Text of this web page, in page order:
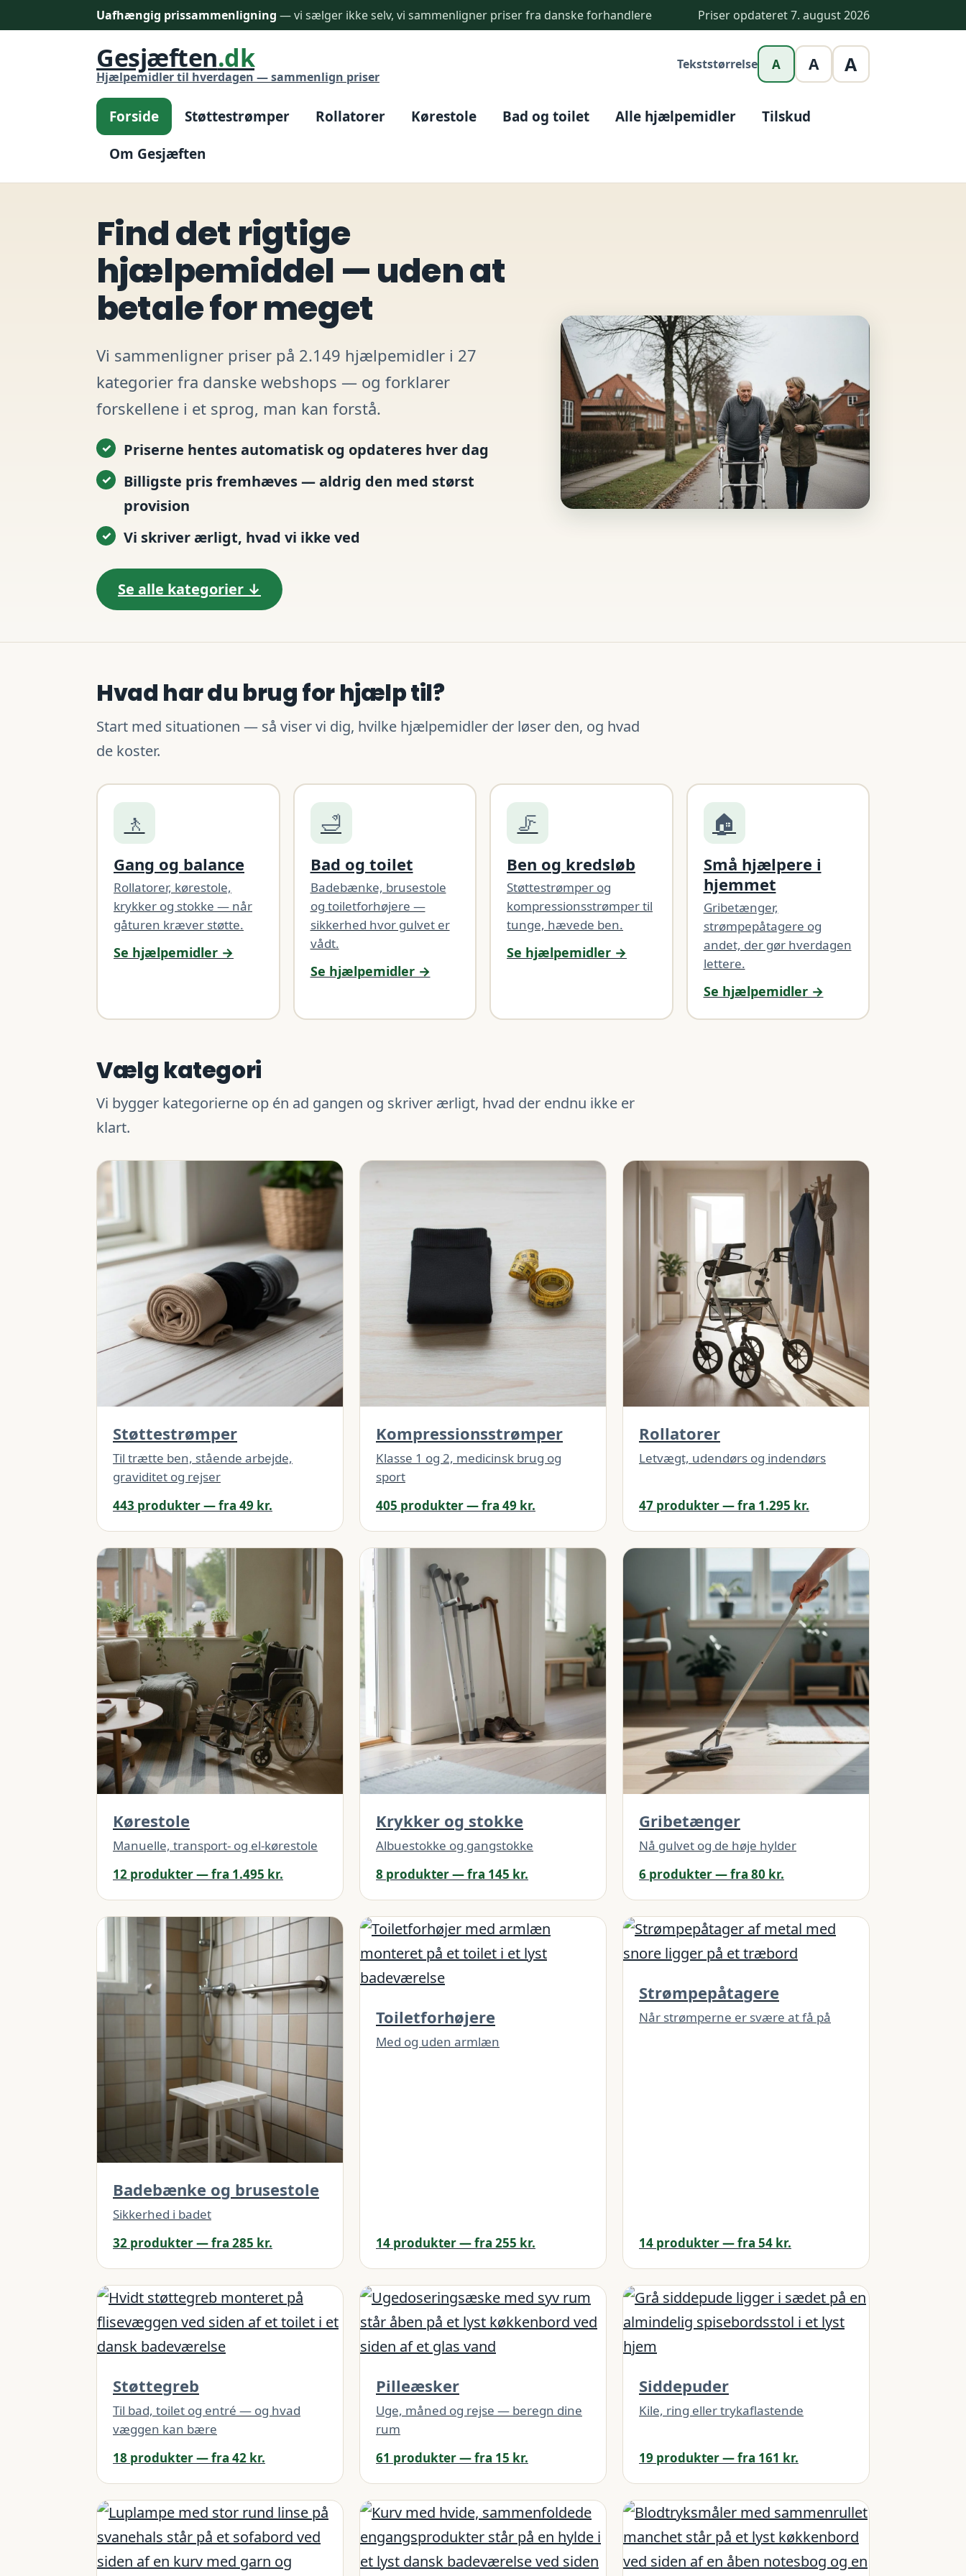
Uafhængig prissammenligning — vi sælger ikke selv, vi sammenligner priser fra danske forhandlere Priser opdateret 7. august 2026
Gesjæften.dk
Hjælpemidler til hverdagen — sammenlign priser
Tekststørrelse A A A
Forside Støttestrømper Rollatorer Kørestole Bad og toilet Alle hjælpemidler
Tilskud
Om Gesjæften
Find det rigtige
hjælpemiddel — uden at
betale for meget
Vi sammenligner priser på 2.149 hjælpemidler i 27
kategorier fra danske webshops — og forklarer
forskellene i et sprog, man kan forstå.
Priserne hentes automatisk og opdateres hver dag
Billigste pris fremhæves — aldrig den med størst
provision
Vi skriver ærligt, hvad vi ikke ved
Se alle kategorier ↓
Hvad har du brug for hjælp til?
Start med situationen — så viser vi dig, hvilke hjælpemidler der løser den, og hvad
de koster.
🚶
Gang og balance
Rollatorer, kørestole,
krykker og stokke — når
gåturen kræver støtte.
Se hjælpemidler →
🛁
Bad og toilet
Badebænke, brusestole
og toiletforhøjere —
sikkerhed hvor gulvet er
vådt.
Se hjælpemidler →
🦵
Ben og kredsløb
Støttestrømper og
kompressionsstrømper til
tunge, hævede ben.
Se hjælpemidler →
🏠
Små hjælpere i
hjemmet
Gribetænger,
strømpepåtagere og
andet, der gør hverdagen
lettere.
Se hjælpemidler →
Vælg kategori
Vi bygger kategorierne op én ad gangen og skriver ærligt, hvad der endnu ikke er
klart.
Støttestrømper
Til trætte ben, stående arbejde,
graviditet og rejser
443 produkter — fra 49 kr.
Kompressionsstrømper
Klasse 1 og 2, medicinsk brug og
sport
405 produkter — fra 49 kr.
Rollatorer
Letvægt, udendørs og indendørs
47 produkter — fra 1.295 kr.
Kørestole
Manuelle, transport- og el-kørestole
12 produkter — fra 1.495 kr.
Krykker og stokke
Albuestokke og gangstokke
8 produkter — fra 145 kr.
Gribetænger
Nå gulvet og de høje hylder
6 produkter — fra 80 kr.
Badebænke og brusestole
Sikkerhed i badet
32 produkter — fra 285 kr.
Toiletforhøjere
Med og uden armlæn
14 produkter — fra 255 kr.
Strømpepåtagere
Når strømperne er svære at få på
14 produkter — fra 54 kr.
Støttegreb
Til bad, toilet og entré — og hvad
væggen kan bære
18 produkter — fra 42 kr.
Pilleæsker
Uge, måned og rejse — beregn dine
rum
61 produkter — fra 15 kr.
Siddepuder
Kile, ring eller trykaflastende
19 produkter — fra 161 kr.